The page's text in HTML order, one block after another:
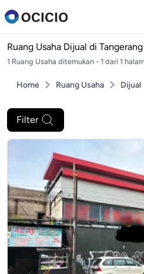
Ruang Usaha Dijual di Tangerang
1 Ruang Usaha ditemukan - 1 dari 1
Home Ruang Usaha Dijual
Filter